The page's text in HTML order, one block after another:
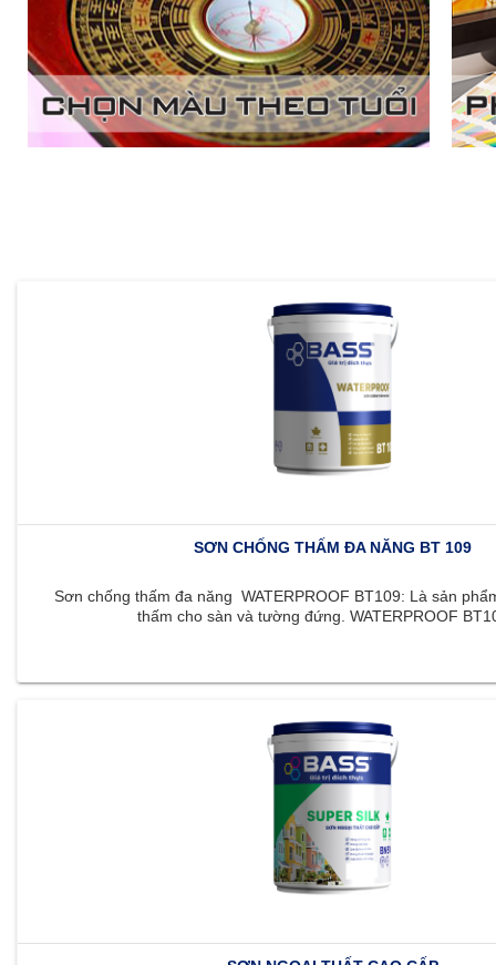
SƠN CHỐNG THẤM ĐA NĂNG BT 109
Sơn chống thấm đa năng WATERPROOF BT109: Là sản
thấm cho sàn và tường đứng. WATERPROOF